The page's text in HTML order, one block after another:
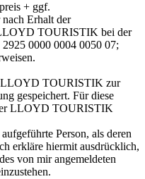
+ ggf.
Erhalt der
TOURISTIK bei der
0000 0004 0050 07;
LLOYD TOURISTIK zur
gespeichert. Für diese
LLOYD TOURISTIK
Person, als deren
erkläre hiermit ausdrücklich,
von mir angemeldeten